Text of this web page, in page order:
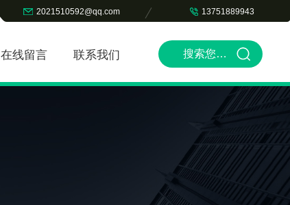
2021510592@qq.com 13751889943
在线留言 联系我们